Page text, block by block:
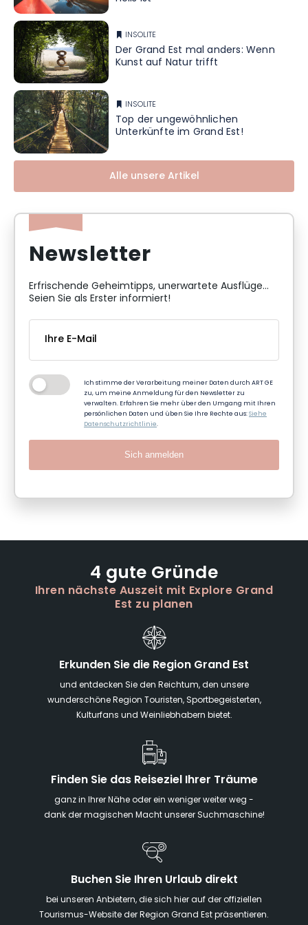
INSOLITE
Der Grand Est mal anders: Wenn
Kunst auf Natur trifft
INSOLITE
Top der ungewöhnlichen
Unterkünfte im Grand Est!
Alle unsere Artikel
Newsletter
Erfrischende Geheimtipps, unerwartete Ausflüge...
Seien Sie als Erster informiert!
Ich stimme der Verarbeitung meiner Daten durch ART GE
zu, um meine Anmeldung für den Newsletter zu
verwalten. Erfahren Sie mehr über den Umgang mit Ihren
persönlichen Daten und üben Sie Ihre Rechte aus:Siehe
Datenschutzrichtlinie.
Sich anmelden
4 gute Gründe
Ihren nächste Auszeit mit Explore Grand
Est zu planen
Erkunden Sie die Region Grand Est
und entdecken Sie den Reichtum, den unsere
wunderschöne Region Touristen, Sportbegeisterten,
Kulturfans und Weinliebhabern bietet.
Finden Sie das Reiseziel Ihrer Träume
ganz in Ihrer Nähe oder ein weniger weiter weg -
dank der magischen Macht unserer Suchmaschine!
Buchen Sie Ihren Urlaub direkt
bei unseren Anbietern, die sich hier auf der offiziellen
Tourismus-Website der Region Grand Est präsentieren.